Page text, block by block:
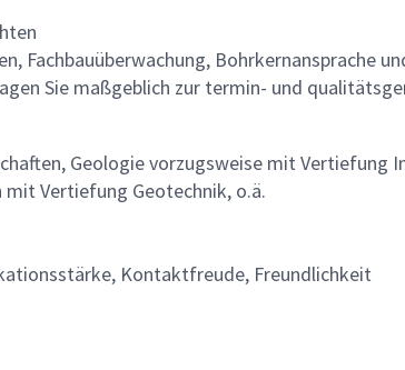
Fachbauüberwachung, Bohrkernansprache
Sie maßgeblich zur termin- und
Geologie vorzugsweise mit
Vertiefung Geotechnik, o.ä.
Kontaktfreude, Freundlichkeit